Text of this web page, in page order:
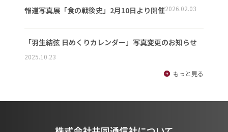
報道写真展「食の戦後史」2月10日より開催2026.02.03
「羽生結弦 日めくりカレンダー」写真変更のお知らせ
2025.10.23
もっと見る